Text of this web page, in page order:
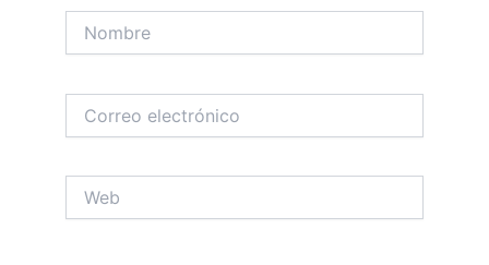
electrónico